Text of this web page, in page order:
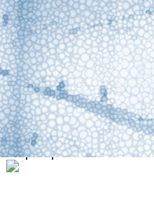
Exporter les lignes
Exporter toutes les
Exporter uniquement
Menu
?>
Images de la page
Cliquez pour éditer